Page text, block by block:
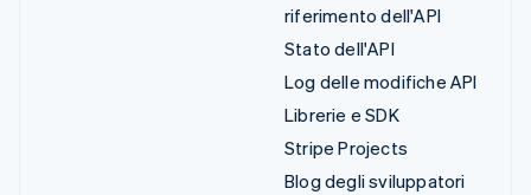
riferimento dell'API
Stato dell'API
Log delle modifiche API
Librerie e SDK
Stripe Projects
Blog degli sviluppatori